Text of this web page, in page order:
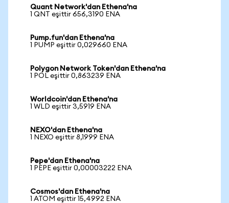
Quant Network'dan Ethena'na
1 QNT eşittir 656,3190 ENA
Pump.fun'dan Ethena'na
1 PUMP eşittir 0,029660 ENA
Polygon Network Token'dan Ethena'na
1 POL eşittir 0,863239 ENA
Worldcoin'dan Ethena'na
1 WLD eşittir 3,5919 ENA
NEXO'dan Ethena'na
1 NEXO eşittir 8,1999 ENA
Pepe'dan Ethena'na
1 PEPE eşittir 0,00003222 ENA
Cosmos'dan Ethena'na
1 ATOM eşittir 15,4992 ENA